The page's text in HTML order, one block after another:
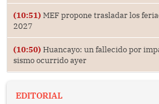
(10:51) MEF propone trasladar los
2027
(10:50) Huancayo: un fallecido por
sismo ocurrido ayer
EDITORIAL